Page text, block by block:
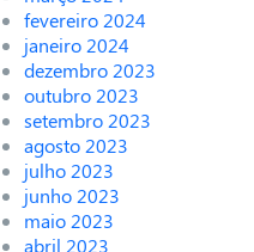
fevereiro 2024
janeiro 2024
dezembro 2023
outubro 2023
setembro 2023
agosto 2023
julho 2023
junho 2023
maio 2023
abril 2023